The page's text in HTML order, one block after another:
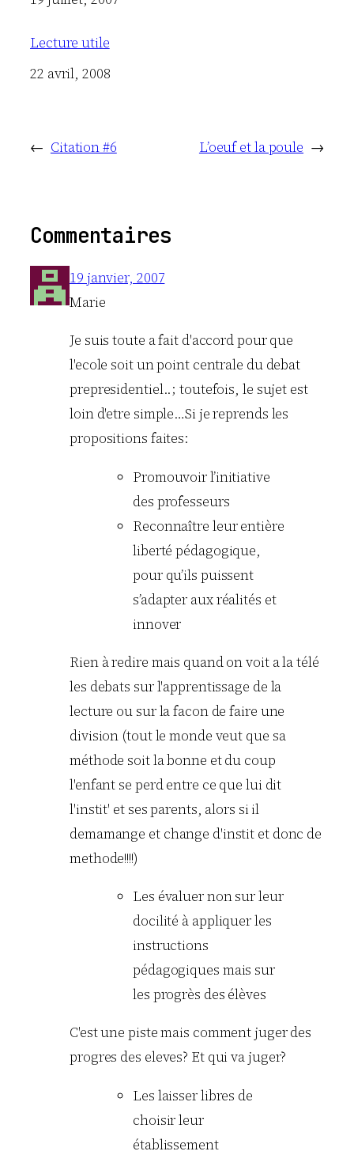
Lecture utile
Date
22 avril, 2008
← Citation #6 L’oeuf et la poule →
Commentaires
19 janvier, 2007
Marie
Je suis toute a fait d'accord pour que
l'ecole soit un point centrale du debat
prepresidentiel..; toutefois, le sujet est
loin d'etre simple…Si je reprends les
propositions faites:
Promouvoir l’initiative
des professeurs
Reconnaître leur entière
liberté pédagogique,
pour qu’ils puissent
s’adapter aux réalités et
innover
Rien à redire mais quand on voit a la télé
les debats sur l'apprentissage de la
lecture ou sur la facon de faire une
division (tout le monde veut que sa
méthode soit la bonne et du coup
l'enfant se perd entre ce que lui dit
l'instit' et ses parents, alors si il
demamange et change d'instit et donc de
methode!!!!)
Les évaluer non sur leur
docilité à appliquer les
instructions
pédagogiques mais sur
les progrès des élèves
C'est une piste mais comment juger des
progres des eleves? Et qui va juger?
Les laisser libres de
choisir leur
établissement